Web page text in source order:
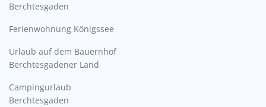
Berchtesgaden
Ferienwohnung Königssee
Urlaub auf dem Bauernhof
Berchtesgadener Land
Campingurlaub
Berchtesgaden